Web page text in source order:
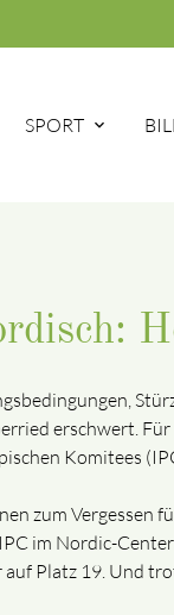
SPORT
erschwert.
Komitees
zum Vergessen
im Nordic-
Platz 19. Und